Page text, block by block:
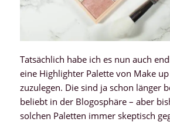
Tatsächlich habe ich es nun auch
eine Highlighter Palette von Make
zuzulegen. Die sind ja schon länger
beliebt in der Blogosphäre – aber
solchen Paletten immer skeptisch